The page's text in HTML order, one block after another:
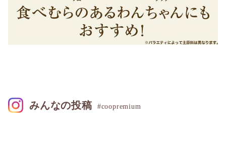
みんなの投稿 #coopremium